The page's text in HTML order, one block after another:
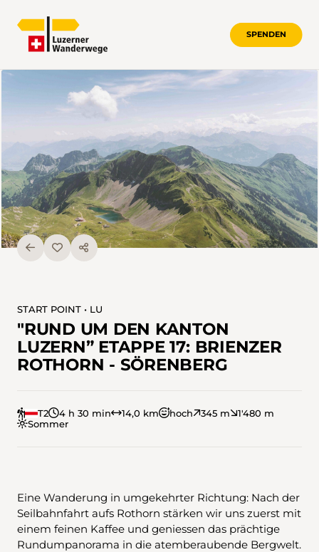
SPENDEN
START POINT • LU
"RUND UM DEN KANTON
LUZERN” ETAPPE 17: BRIENZER
ROTHORN - SÖRENBERG
T2 4 h 30 min 14,0 km hoch 345 m
1'480 m
Sommer
Eine Wanderung in umgekehrter Richtung: Nach der
Seilbahnfahrt aufs Rothorn stärken wir uns zuerst mit
einem feinen Kaffee und geniessen das prächtige
Rundumpanorama in die atemberaubende Bergwelt.